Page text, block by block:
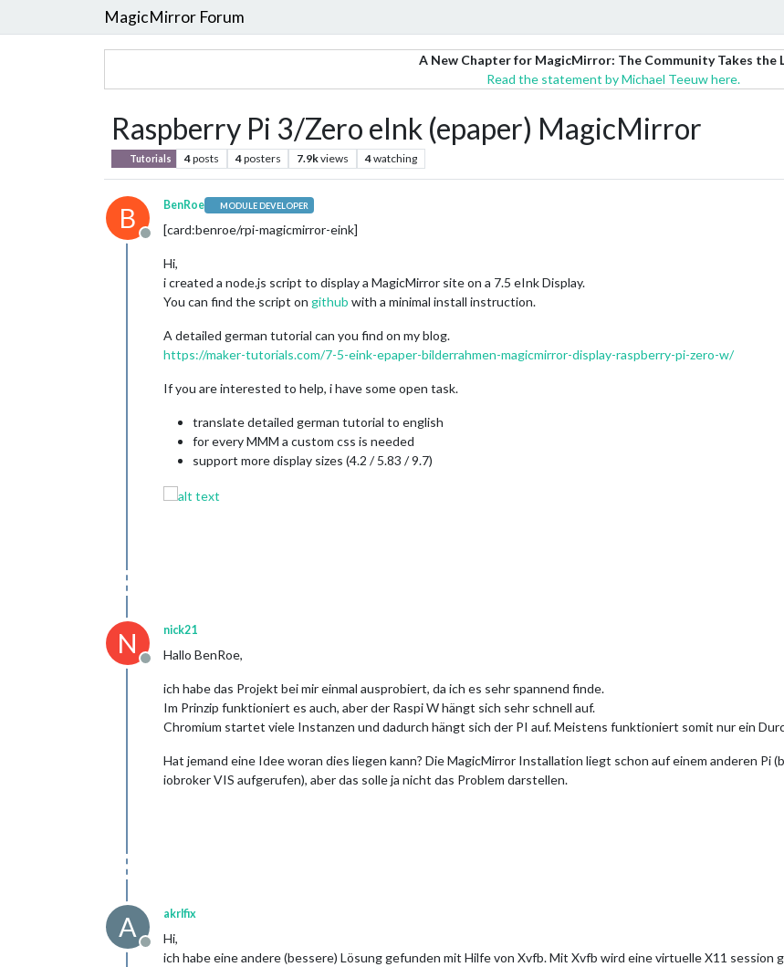
MagicMirror Forum
A New Chapter for MagicMirror: The Community Takes the
Read the statement by Michael Teeuw here.
Raspberry Pi 3/Zero eInk (epaper) MagicMirror
Tutorials 4posts 4posters 7.9kviews 4watching
B
Offline
BenRoe MODULE DEVELOPER
[card:benroe/rpi-magicmirror-eink]
Hi,
i created a node.js script to display a MagicMirror site on a 7.5 eInk Display.
You can find the script on github with a minimal install instruction.
A detailed german tutorial can you find on my blog.
https://maker-tutorials.com/7-5-eink-epaper-bilderrahmen-magicmirror-display-raspberry-pi-zero-w/
If you are interested to help, i have some open task.
translate detailed german tutorial to english
for every MMM a custom css is needed
support more display sizes (4.2 / 5.83 / 9.7)
N
Offline
nick21
Hallo BenRoe,
ich habe das Projekt bei mir einmal ausprobiert, da ich es sehr spannend finde.
Im Prinzip funktioniert es auch, aber der Raspi W hängt sich sehr schnell auf.
Chromium startet viele Instanzen und dadurch hängt sich der PI auf. Meistens funktioniert somit nur ein
Hat jemand eine Idee woran dies liegen kann? Die MagicMirror Installation liegt schon auf einem anderen Pi
iobroker VIS aufgerufen), aber das solle ja nicht das Problem darstellen.
A
Offline
akrlfix
Hi,
ich habe eine andere (bessere) Lösung gefunden mit Hilfe von Xvfb. Mit Xvfb wird eine virtuelle X11